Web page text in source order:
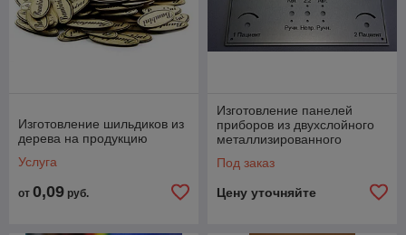
Изготовление шильдиков из
дерева на продукцию
Услуга
от 0,09 руб.
Изготовление панелей
приборов из двухслойного
металлизированного
Под заказ
Цену уточняйте